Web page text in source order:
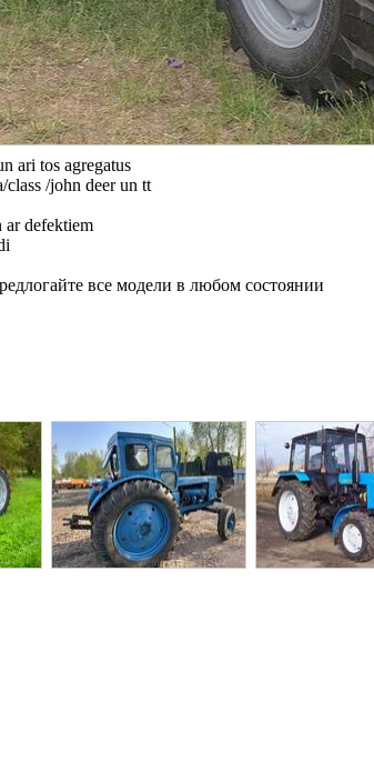
ari tos agregatus
class /john deer un tt
ar defektiem
все модели в любом состоянии